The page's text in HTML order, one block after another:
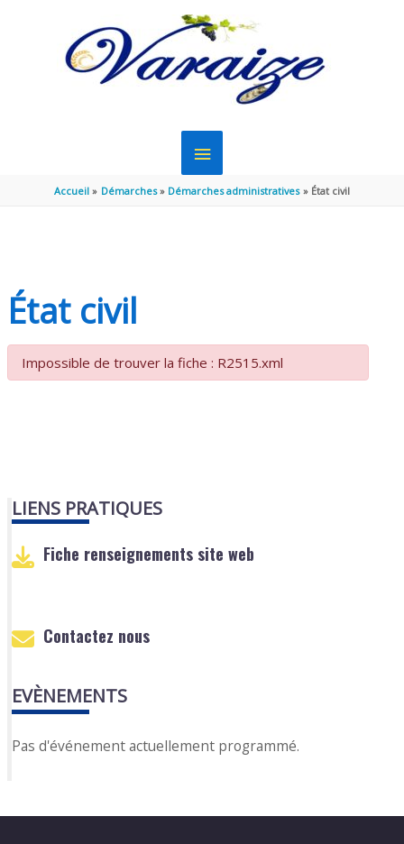
MENU
PRINCIPAL
Accueil Démarches Démarches administratives État civil
État civil
Impossible de trouver la fiche : R2515.xml
LIENS PRATIQUES
Fiche renseignements site web
Contactez nous
EVÈNEMENTS
Pas d'événement actuellement programmé.